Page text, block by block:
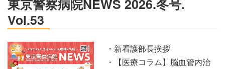
東京警察病院NEWS 2026.冬号.
Vol.53
・新看護部長挨拶
・【医療コラム】脳血管内治